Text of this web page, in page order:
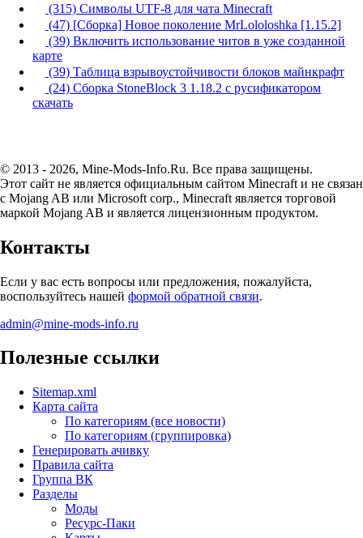
(315) Символы UTF-8 для чата Minecraft
(47) [Сборка] Новое поколение MrLololoshka [1.15.2]
(39) Включить использование читов в уже созданной
карте
(39) Таблица взрывоустойчивости блоков майнкрафт
(24) Сборка StoneBlock 3 1.18.2 с русификатором
скачать
© 2013 - 2026, Mine-Mods-Info.Ru. Все права защищены.
Этот сайт не является официальным сайтом Minecraft и не связан
с Mojang AB или Microsoft corp., Minecraft является торговой
маркой Mojang AB и является лицензионным продуктом.
Контакты
Если у вас есть вопросы или предложения, пожалуйста,
воспользуйтесь нашей формой обратной связи.
admin@mine-mods-info.ru
Полезные ссылки
Sitemap.xml
Карта сайта
По категориям (все новости)
По категориям (группировка)
Генерировать ачивку
Правила сайта
Группа ВК
Разделы
Моды
Ресурс-Паки